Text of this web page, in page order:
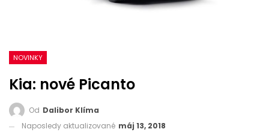
NOVINKY
Kia: nové Picanto
Od Dalibor Klíma
Naposledy aktualizované máj 13, 2018